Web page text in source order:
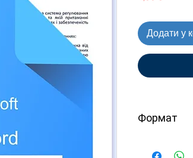
Додати у
Формат